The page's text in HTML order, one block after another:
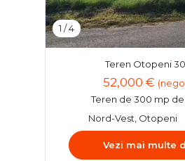
1 /4
Teren Otopeni
52,000 €
Teren de 300 mp
Nord-Vest, Otopeni
Vezi mai multe